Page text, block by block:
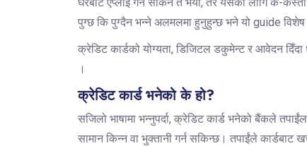
पुग्छ कि पुग्दैन भन्ने अलमलमा हुनुहुन्छ भने यो guide विशेष
क्रेडिट कार्डको योग्यता, डिजिटल डकुमेन्ट र आवेदन
।
क्रेडिट कार्ड भनेको के हो?
सजिलो भाषामा भन्नुपर्दा, क्रेडिट कार्ड भनेको बैंकले
सामान किन्न वा भुक्तानी गर्न सकिन्छ। तपाईंले कार्डबाट